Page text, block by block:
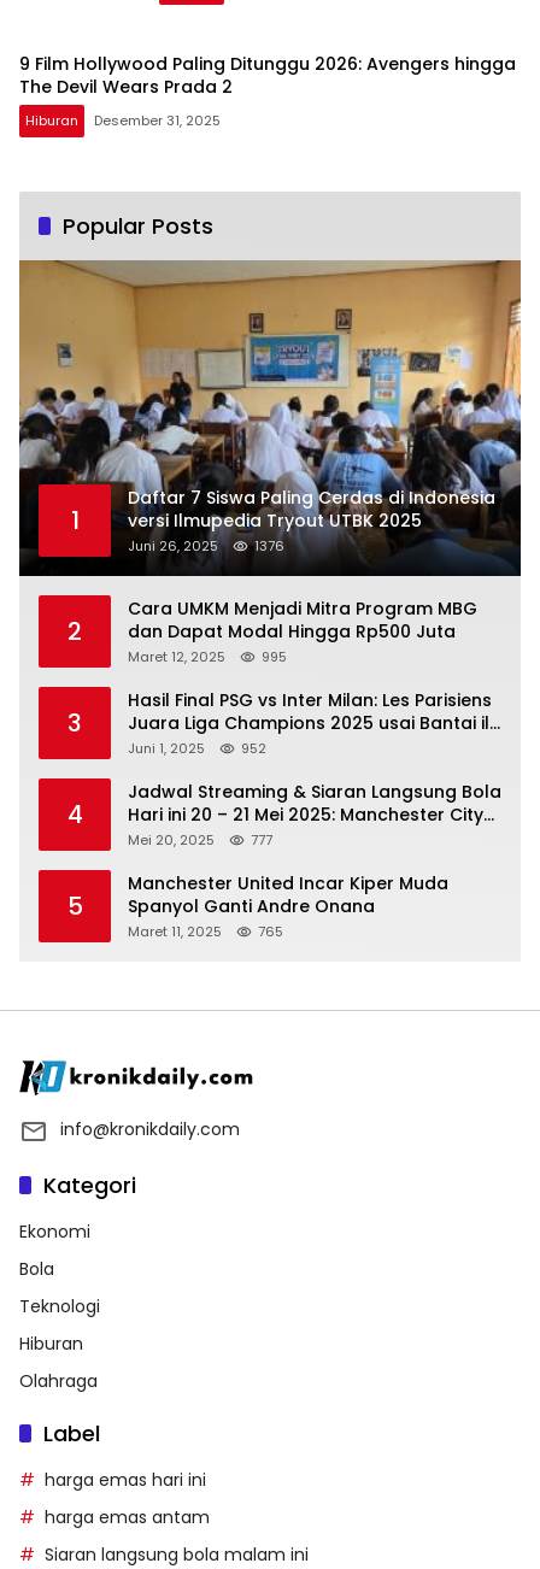
9 Film Hollywood Paling Ditunggu 2026: Avengers hingga
The Devil Wears Prada 2
Hiburan Desember 31, 2025
Popular Posts
1
Daftar 7 Siswa Paling Cerdas di Indonesia
versi Ilmupedia Tryout UTBK 2025
Juni 26, 2025 1376
2
Cara UMKM Menjadi Mitra Program MBG
dan Dapat Modal Hingga Rp500 Juta
Maret 12, 2025 995
3
Hasil Final PSG vs Inter Milan: Les Parisiens
Juara Liga Champions 2025 usai Bantai il
Nerazzurri
Juni 1, 2025 952
4
Jadwal Streaming & Siaran Langsung Bola
Hari ini 20 – 21 Mei 2025: Manchester City
vs Bournemouth
Mei 20, 2025 777
5
Manchester United Incar Kiper Muda
Spanyol Ganti Andre Onana
Maret 11, 2025 765
info@kronikdaily.com
Kategori
Ekonomi
Bola
Teknologi
Hiburan
Olahraga
Label
harga emas hari ini
harga emas antam
Siaran langsung bola malam ini